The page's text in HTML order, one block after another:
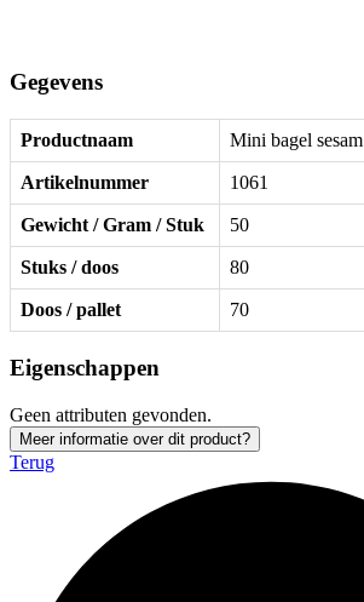
Gegevens
Productnaam Mini bagel sesam
Artikelnummer 1061
Gewicht / Gram / Stuk 50
Stuks / doos 80
Doos / pallet 70
Eigenschappen
Geen attributen gevonden.
Meer informatie over dit product?
Terug